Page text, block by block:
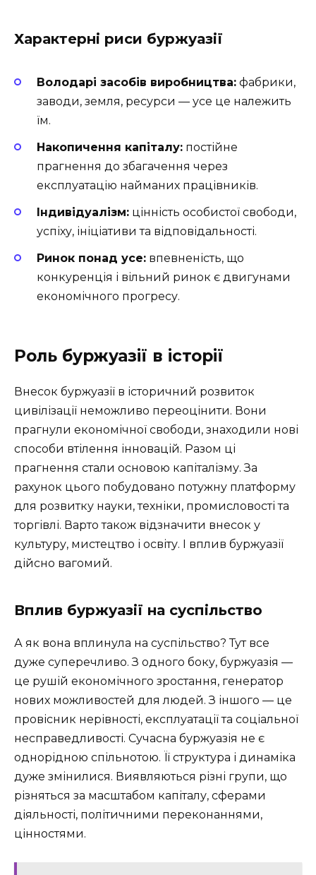
Характерні риси буржуазії
Володарі засобів виробництва: фабрики,
заводи, земля, ресурси — усе це належить
їм.
Накопичення капіталу: постійне
прагнення до збагачення через
експлуатацію найманих працівників.
Індивідуалізм: цінність особистої свободи,
успіху, ініціативи та відповідальності.
Ринок понад усе: впевненість, що
конкуренція і вільний ринок є двигунами
економічного прогресу.
Роль буржуазії в історії
Внесок буржуазії в історичний розвиток
цивілізації неможливо переоцінити. Вони
прагнули економічної свободи, знаходили нові
способи втілення інновацій. Разом ці
прагнення стали основою капіталізму. За
рахунок цього побудовано потужну платформу
для розвитку науки, техніки, промисловості та
торгівлі. Варто також відзначити внесок у
культуру, мистецтво і освіту. І вплив буржуазії
дійсно вагомий.
Вплив буржуазії на суспільство
А як вона вплинула на суспільство? Тут все
дуже суперечливо. З одного боку, буржуазія —
це рушій економічного зростання, генератор
нових можливостей для людей. З іншого — це
провісник нерівності, експлуатації та соціальної
несправедливості. Сучасна буржуазія не є
однорідною спільнотою. Її структура і динаміка
дуже змінилися. Виявляються різні групи, що
різняться за масштабом капіталу, сферами
діяльності, політичними переконаннями,
цінностями.